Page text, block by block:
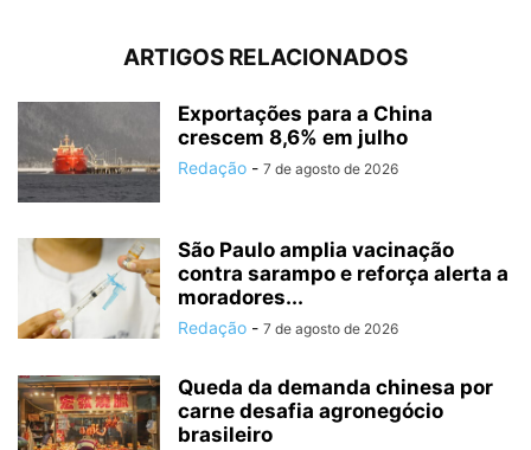
ARTIGOS RELACIONADOS
Exportações para a China
crescem 8,6% em julho
Redação - 7 de agosto de 2026
São Paulo amplia vacinação
contra sarampo e reforça alerta a
moradores...
Redação - 7 de agosto de 2026
Queda da demanda chinesa por
carne desafia agronegócio
brasileiro